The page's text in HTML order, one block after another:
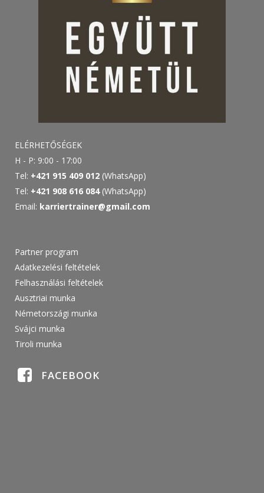
ELÉRHETŐSÉGEK
H - P: 9:00 - 17:00
Tel: +421 915 409 012 (WhatsApp)
Tel: +421 908 616 084(WhatsApp)
Email: karriertrainer@gmail.com
Partner program
Adatkezelési feltételek
Felhasználási feltételek
Ausztriai munka
Németországi munka
Svájci munka
Tiroli munka
FACEBOOK